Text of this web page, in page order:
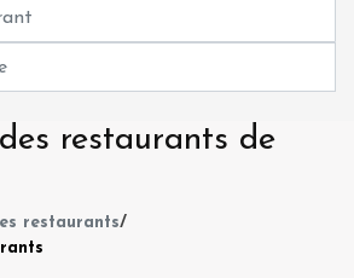
restaurants de
restaurants/